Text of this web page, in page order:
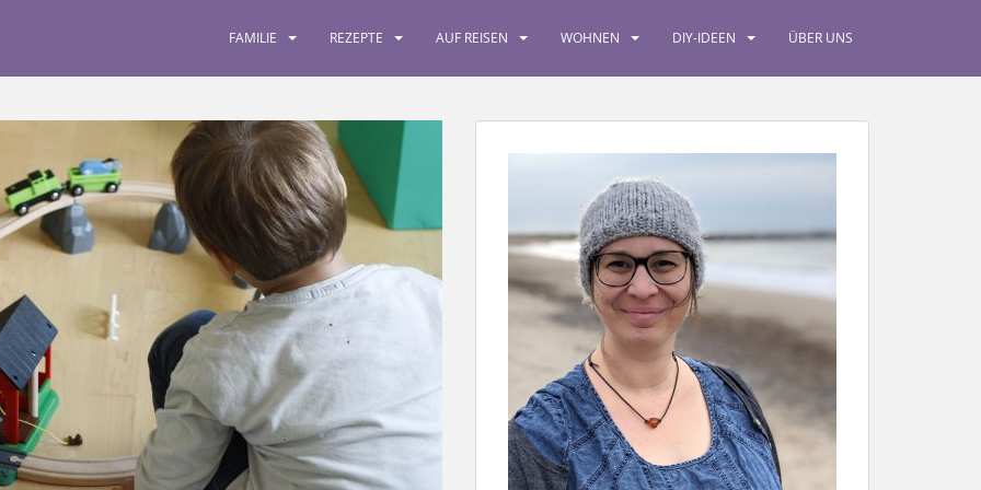
FAMILIE REZEPTE AUF REISEN WOHNEN DIY-IDEEN ÜBER UNS